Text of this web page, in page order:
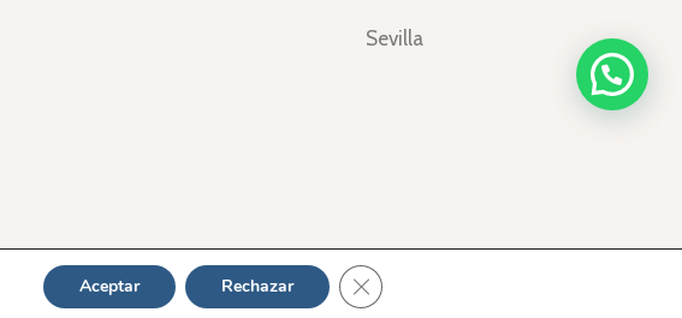
Sevilla
Términos y condiciones
Aceptar Rechazar Cerrar el banner de cookies RGPD